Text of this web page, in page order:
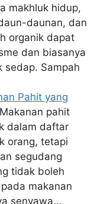
makhluk hidup,
daunan, dan
organik dapat
dan biasanya
sedap. Sampah
Pahit yang
Makanan pahit
dalam daftar
orang, tetapi
segudang
tidak boleh
makanan
senyawa…